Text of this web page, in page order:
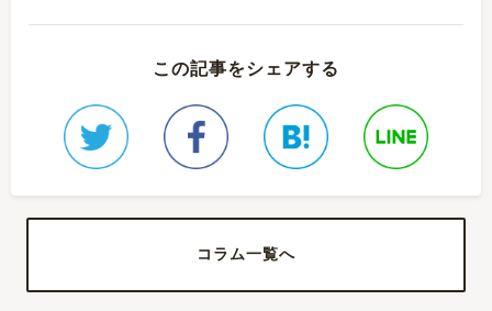
この記事をシェアする
コラム一覧へ